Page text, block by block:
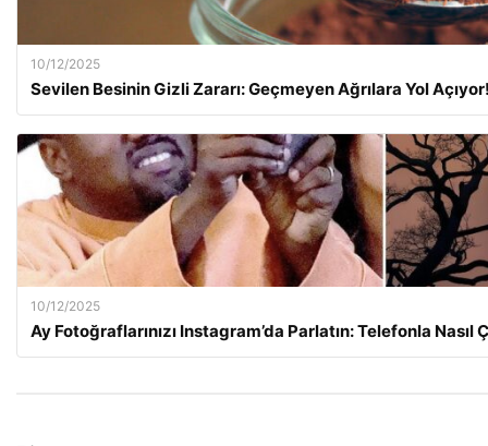
10/12/2025
Sevilen Besinin Gizli Zararı: Geçmeyen Ağrılara Yol
10/12/2025
Ay Fotoğraflarınızı Instagram’da Parlatın: Telefonla Nasıl